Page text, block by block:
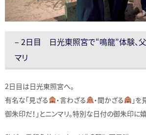
– 2日目 日光東照宮で“鳴龍”体験、
マリ
2日目は日光東照宮へ。
有名な「見ざる
・言わざる ・聞かざる
」
御朱印だ！」とニンマリ。特別な日付の御朱印に